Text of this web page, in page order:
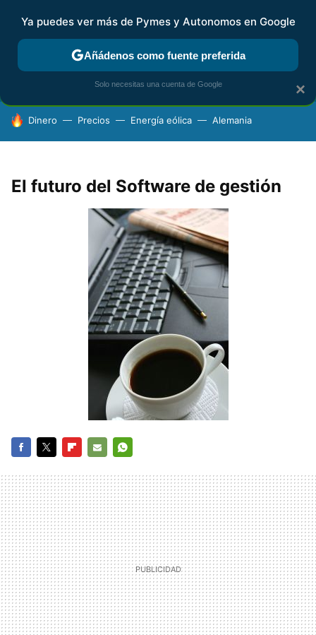
FISCALIDAD Y CONTABILIDAD KIT DIGITAL RENTA
HOY SE HABLA DE
Dinero Precios Energía eólica Alemania
El futuro del Software de gestión
MAIL
×
Ya puedes ver más de Pymes y Autonomos en Google
Añádenos como fuente preferida
Solo necesitas una cuenta de Google